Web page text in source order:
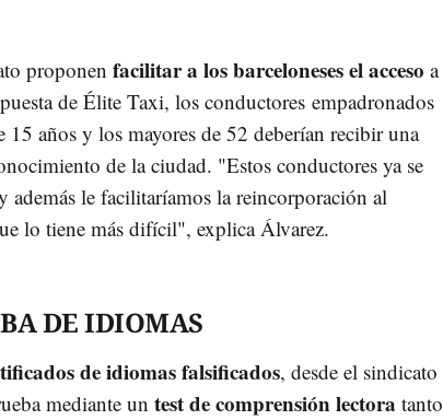
proponen facilitar a los barceloneses el acceso a
de Élite Taxi, los conductores empadronados
15 años y los mayores de 52 deberían recibir una
de la ciudad. "Estos conductores ya se
además le facilitaríamos la reincorporación al
lo tiene más difícil", explica Álvarez.
DE IDIOMAS
de idiomas falsificados, desde el sindicato
mediante un test de comprensión lectora tanto